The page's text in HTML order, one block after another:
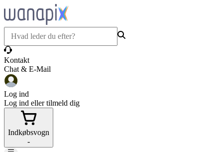
Kontakt
Chat & E-Mail
Log ind
Log ind eller tilmeld dig
Indkøbsvogn
-